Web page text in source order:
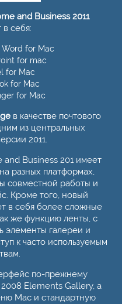
and Business 2011
в себя:
for Mac
for mac
for Mac
for Mac
for Mac
в качестве почтового
из центральных
2011.
Business 201 имеет
разных платформах,
совместной работы и
Кроме того, новый
в себя более сложные
же функцию ленты, с
элементы галереи и
к часто используемым
по-прежнему
Elements Gallery, а
Mac и стандартную